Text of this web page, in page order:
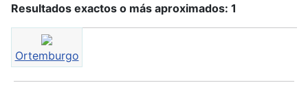
Resultados exactos o más aproximados: 1
Ortemburgo